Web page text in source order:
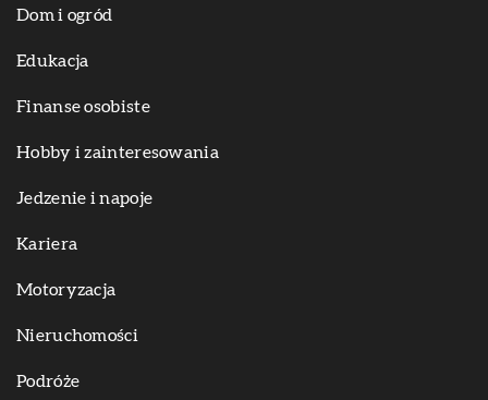
Dom i ogród
Edukacja
Finanse osobiste
Hobby i zainteresowania
Jedzenie i napoje
Kariera
Motoryzacja
Nieruchomości
Podróże